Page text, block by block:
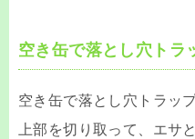
空き缶で落とし穴トラ
空き缶で落とし穴トラッ
上部を切り取って、エサ